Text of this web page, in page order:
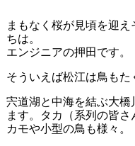
まもなく桜が見頃を迎
ちは。
エンジニアの押田です。
そういえば松江は鳥もた
宍道湖と中海を結ぶ大
ます。タカ（系列の皆
カモや小型の鳥も様々。